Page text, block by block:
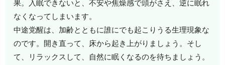
果。入眠できないと、不安や焦燥感で頭がさえ、逆に眠れ
なくなってしまいます。
中途党醒は、加齢とともに誰にでも起こりうる生理現象な
のです。開き直って、床から起き上がりましょう。そし
て、リラックスして、自然に眠くなるのを待ちましょう。